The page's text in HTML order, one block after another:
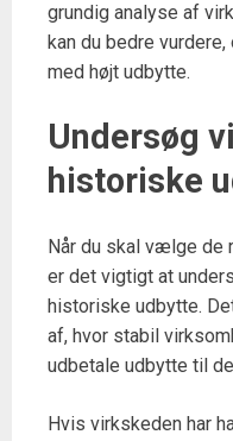
grundig analyse af
kan du bedre
med højt udbytte.
Undersøg
historiske
Når du skal vælge de
er det vigtigt at
historiske udbytte.
af, hvor stabil
udbetale udbytte til
Hvis virkskeden har